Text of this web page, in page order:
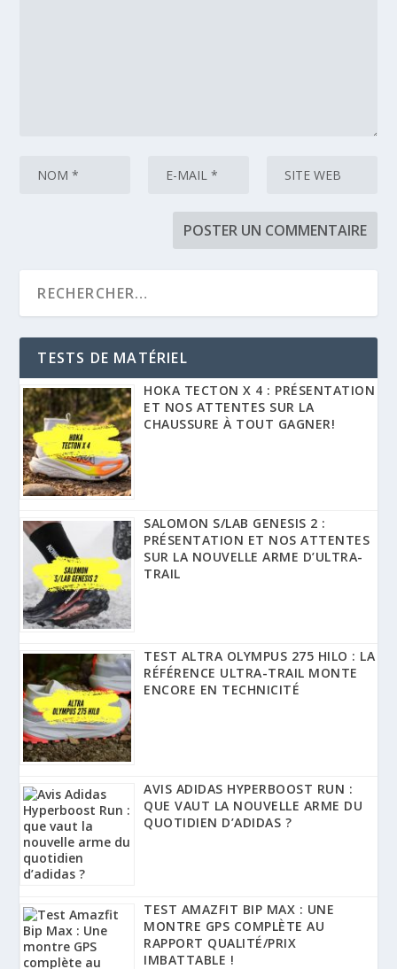
TESTS DE MATÉRIEL
HOKA TECTON X 4 : PRÉSENTATION
ET NOS ATTENTES SUR LA
CHAUSSURE À TOUT GAGNER!
SALOMON S/LAB GENESIS 2 :
PRÉSENTATION ET NOS ATTENTES
SUR LA NOUVELLE ARME D’ULTRA-
TRAIL
TEST ALTRA OLYMPUS 275 HILO : LA
RÉFÉRENCE ULTRA-TRAIL MONTE
ENCORE EN TECHNICITÉ
AVIS ADIDAS HYPERBOOST RUN :
QUE VAUT LA NOUVELLE ARME DU
QUOTIDIEN D’ADIDAS ?
TEST AMAZFIT BIP MAX : UNE
MONTRE GPS COMPLÈTE AU
RAPPORT QUALITÉ/PRIX
IMBATTABLE !